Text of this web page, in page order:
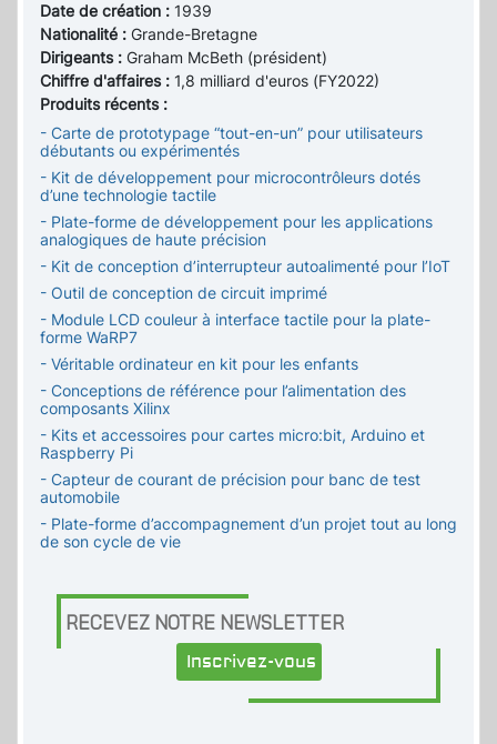
Date de création : 1939
Nationalité : Grande-Bretagne
Dirigeants : Graham McBeth (président)
Chiffre d'affaires : 1,8 milliard d'euros (FY2022)
Produits récents :
- Carte de prototypage “tout-en-un” pour utilisateurs
débutants ou expérimentés
- Kit de développement pour microcontrôleurs dotés
d’une technologie tactile
- Plate-forme de développement pour les applications
analogiques de haute précision
- Kit de conception d’interrupteur autoalimenté pour l’IoT
- Outil de conception de circuit imprimé
- Module LCD couleur à interface tactile pour la plate-
forme WaRP7
- Véritable ordinateur en kit pour les enfants
- Conceptions de référence pour l’alimentation des
composants Xilinx
- Kits et accessoires pour cartes micro:bit, Arduino et
Raspberry Pi
- Capteur de courant de précision pour banc de test
automobile
- Plate-forme d’accompagnement d’un projet tout au long
de son cycle de vie
RECEVEZ NOTRE NEWSLETTER
Inscrivez-vous